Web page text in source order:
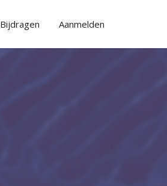
Bijdragen Aanmelden